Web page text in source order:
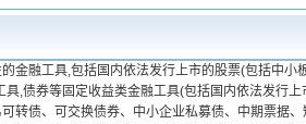
金融工具,包括国内依法发行上市的股票(包括中
,债券等固定收益类金融工具(包括国内依法发行
转债、可交换债券、中小企业私募债、中期票据